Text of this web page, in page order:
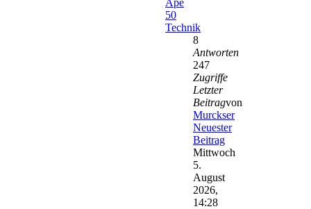
50
Technik
8
Antworten
247
Zugriffe
Letzter
Beitragvon
Murckser
Neuester
Beitrag
Mittwoch
5.
August
2026,
14:28